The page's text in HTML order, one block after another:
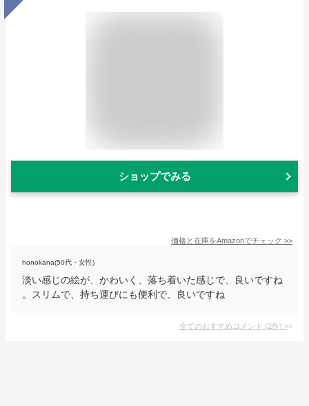
ショップでみる
価格と在庫をAmazonでチェック >>
honokana(50代・女性)
淡い感じの絵が、かわいく、落ち着いた感じで、良いですね
。スリムで、持ち運びにも便利で、良いですね
全てのおすすめコメント (2件) >